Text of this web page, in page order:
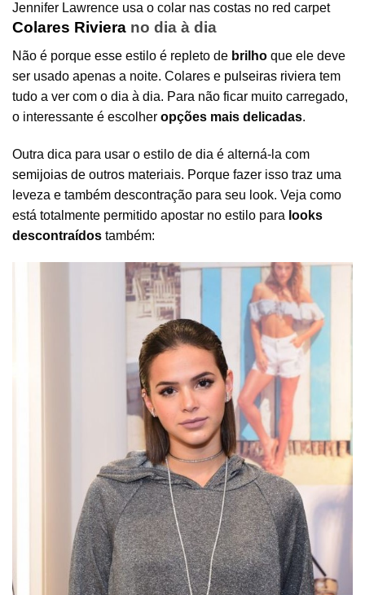
Jennifer Lawrence usa o colar nas costas no red carpet
Colares Riviera no dia à dia
Não é porque esse estilo é repleto de brilho que ele deve
ser usado apenas a noite. Colares e pulseiras riviera tem
tudo a ver com o dia à dia. Para não ficar muito carregado,
o interessante é escolher opções mais delicadas.
Outra dica para usar o estilo de dia é alterná-la com
semijoias de outros materiais. Porque fazer isso traz uma
leveza e também descontração para seu look. Veja como
está totalmente permitido apostar no estilo para looks
descontraídos também: